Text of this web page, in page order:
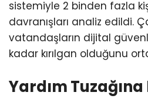
sistemiyle 2 binden fazla
davranışları analiz edildi.
vatandaşların dijital
kadar kırılgan olduğunu
Yardım